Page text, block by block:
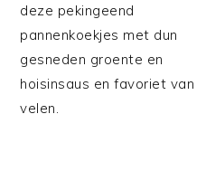
deze pekingeend
pannenkoekjes met dun
gesneden groente en
hoisinsaus en favoriet van
velen.